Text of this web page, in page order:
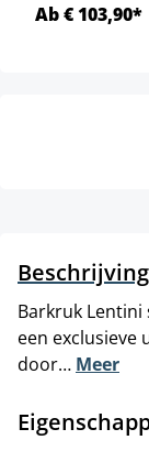
Ab € 103,90*
Beschrijving
Barkruk
een exclusieve
door… Meer